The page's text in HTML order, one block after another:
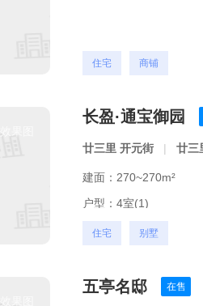
住宅 商铺
效果图
长盈·通宝御园
廿三里 开元街 | 廿三
建面：270~270m²
户型： 4室(1)
住宅 别墅
效果图
五亭名邸 在售